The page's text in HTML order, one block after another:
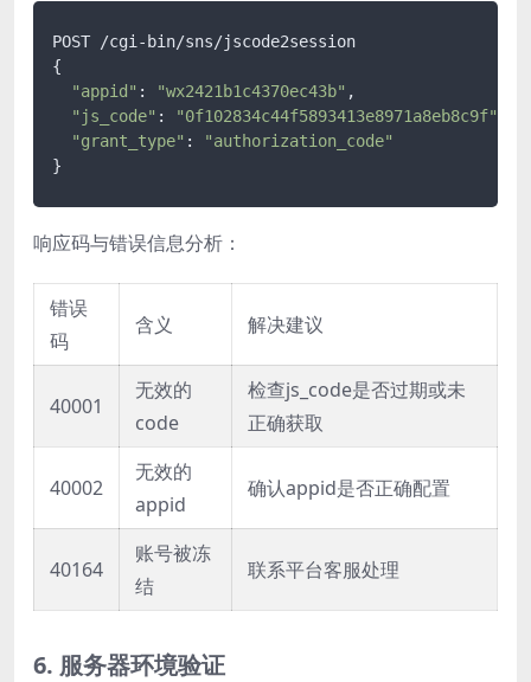
POST /cgi-bin/sns/jscode2session
{
"appid" : "wx2421b1c4370ec43b" ,
"js_code" : "0f102834c44f5893413e8971a8eb8c9f"
"grant_type" :
"authorization_code"
}
响应码与错误信息分析：
错误
码
含义 解决建议
40001
无效的
code
检查js_code是否过期或未
正确获取
40002
无效的
appid
确认appid是否正确配置
40164
账号被冻
结
联系平台客服处理
6. 服务器环境验证